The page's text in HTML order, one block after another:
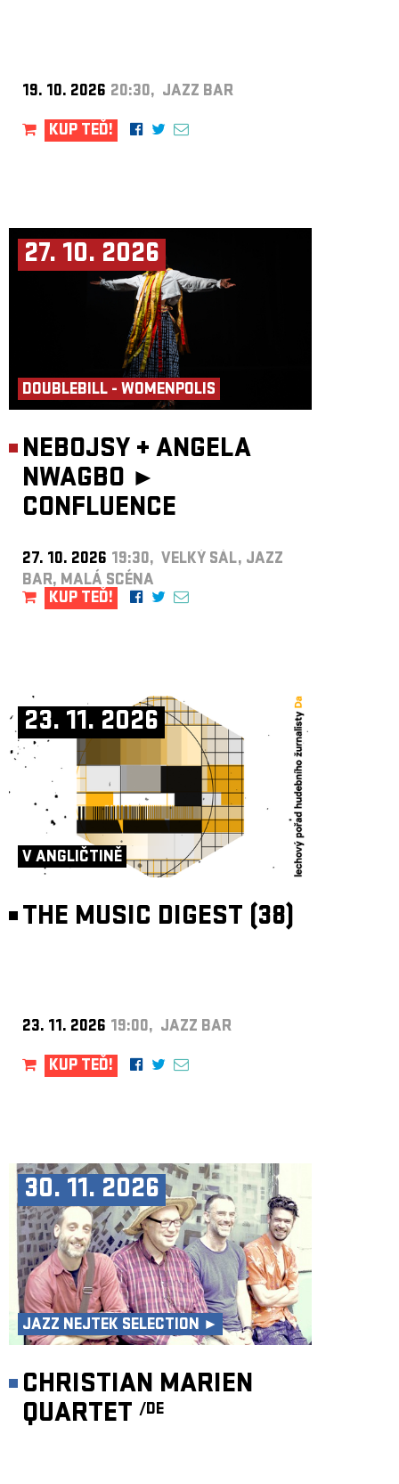
19. 10. 2026 20:30, JAZZ BAR
KUP TEĎ!
27. 10. 2026
DOUBLEBILL - WOMENPOLIS
NEBOJSY + ANGELA
NWAGBO ►
CONFLUENCE
27. 10. 2026 19:30, VELKÝ SÁL, JAZZ
BAR, MALÁ SCÉNA
KUP TEĎ!
23. 11. 2026
V ANGLIČTINĚ
THE MUSIC DIGEST (38)
23. 11. 2026 19:00, JAZZ BAR
KUP TEĎ!
30. 11. 2026
JAZZ NEJTEK SELECTION ►
CHRISTIAN MARIEN
QUARTET /DE